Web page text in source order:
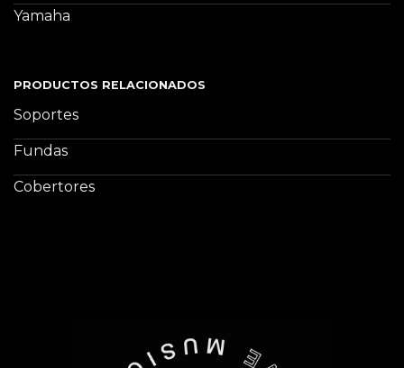
Yamaha
PRODUCTOS RELACIONADOS
Soportes
Fundas
Cobertores